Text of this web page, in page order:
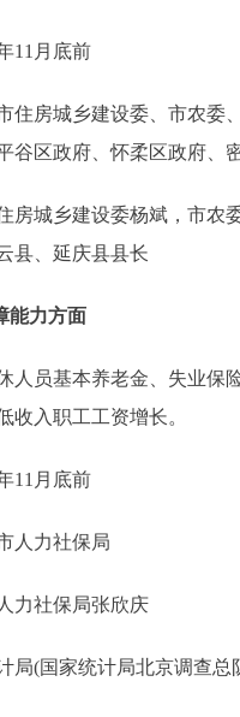
月底前
房城乡建设委、市农委、
谷区政府、怀柔区政府、
城乡建设委杨斌，市农委
县、延庆县县长
能力方面
员基本养老金、失业保
收入职工工资增长。
月底前
力社保局
社保局张欣庆
(国家统计局北京调查总